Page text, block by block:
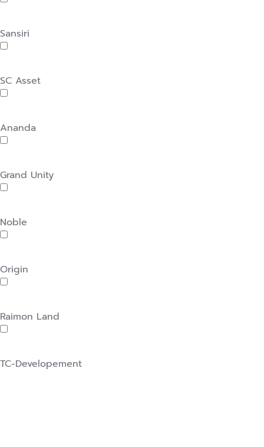
Sansiri
SC Asset
Ananda
Grand Unity
Noble
Origin
Raimon Land
TC-Developement